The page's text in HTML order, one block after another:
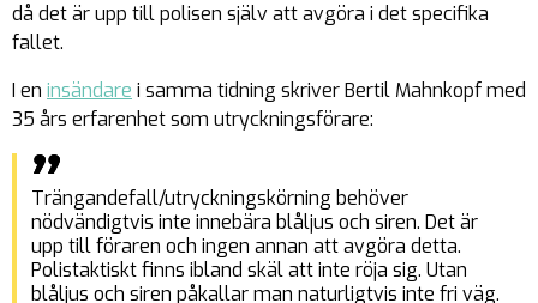
då det är upp till polisen själv att avgöra i det specifika
fallet.
I en insändare i samma tidning skriver Bertil Mahnkopf med
35 års erfarenhet som utryckningsförare:
Trängandefall/utryckningskörning behöver
nödvändigtvis inte innebära blåljus och siren. Det är
upp till föraren och ingen annan att avgöra detta.
Polistaktiskt finns ibland skäl att inte röja sig. Utan
blåljus och siren påkallar man naturligtvis inte fri väg.